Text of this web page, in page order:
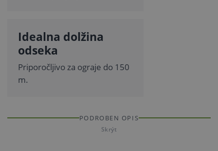
Idealna dolžina
odseka
Priporočljivo za ograje do 150
m.
PODROBEN OPIS
Skrýt